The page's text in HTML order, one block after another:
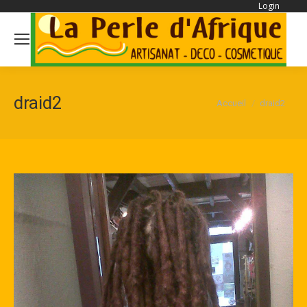
Login
draid2 Vous êtes ici :
Accueil draid2